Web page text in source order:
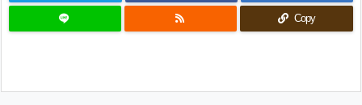
Copy